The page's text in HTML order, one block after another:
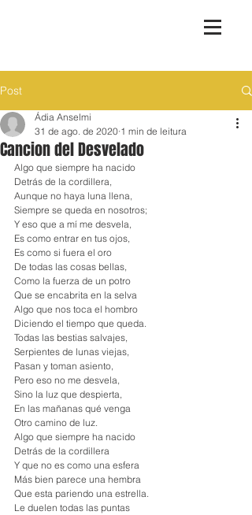
Post
Cancion del Desvelado
Ádia Anselmi
31 de ago. de 2020 1 min de leitura
Algo que siempre ha nacido
Detrás de la cordillera,
Aunque no haya luna llena,
Siempre se queda en nosotros;
Y eso que a mí me desvela,
Es como entrar en tus ojos,
Es como si fuera el oro
De todas las cosas bellas,
Como la fuerza de un potro
Que se encabrita en la selva
Algo que nos toca el hombro
Diciendo el tiempo que queda.
Todas las bestias salvajes,
Serpientes de lunas viejas,
Pasan y toman asiento,
Pero eso no me desvela,
Sino la luz que despierta,
En las mañanas qué venga
Otro camino de luz.
Algo que siempre ha nacido
Detrás de la cordillera
Y que no es como una esfera
Más bien parece una hembra
Que esta pariendo una estrella.
Le duelen todas las puntas